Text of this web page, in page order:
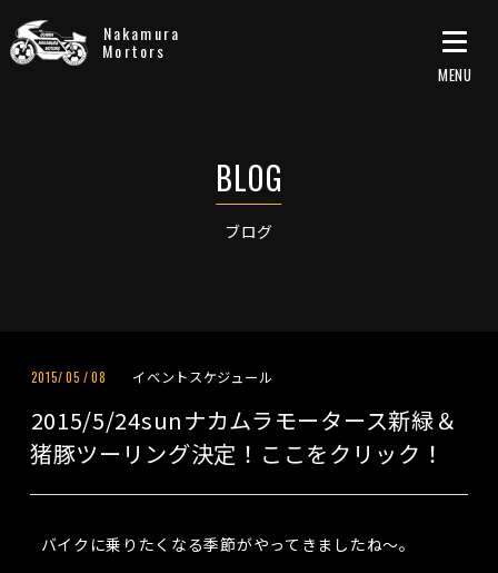
Nakamura
Mortors
ブログ
2015/5/24sunナカムラモータース新緑＆
猪豚ツーリング決定！ここをクリック！
2015/ 05 /08 イベントスケジュール
バイクに乗りたくなる季節がやってきましたね～。